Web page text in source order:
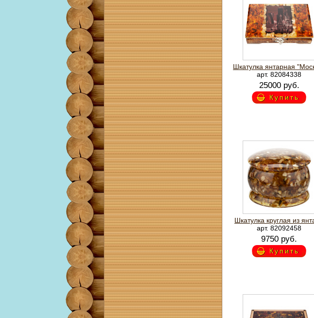
Шкатулка янтарная
арт. 82084338
25000 руб.
Купить
Шкатулка круглая из
арт. 82092458
9750 руб.
Купить